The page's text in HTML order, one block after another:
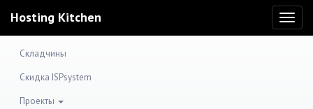
Hosting Kitchen
Складчины
Скидка ISPsystem
Проекты